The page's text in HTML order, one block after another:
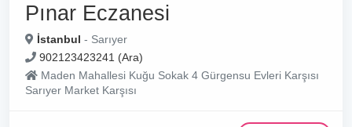
Pınar Eczanesi
İstanbul - Sarıyer
902123423241 (Ara)
Maden Mahallesi Kuğu Sokak 4 Gürgensu Evleri Karşısı
Sarıyer Market Karşısı